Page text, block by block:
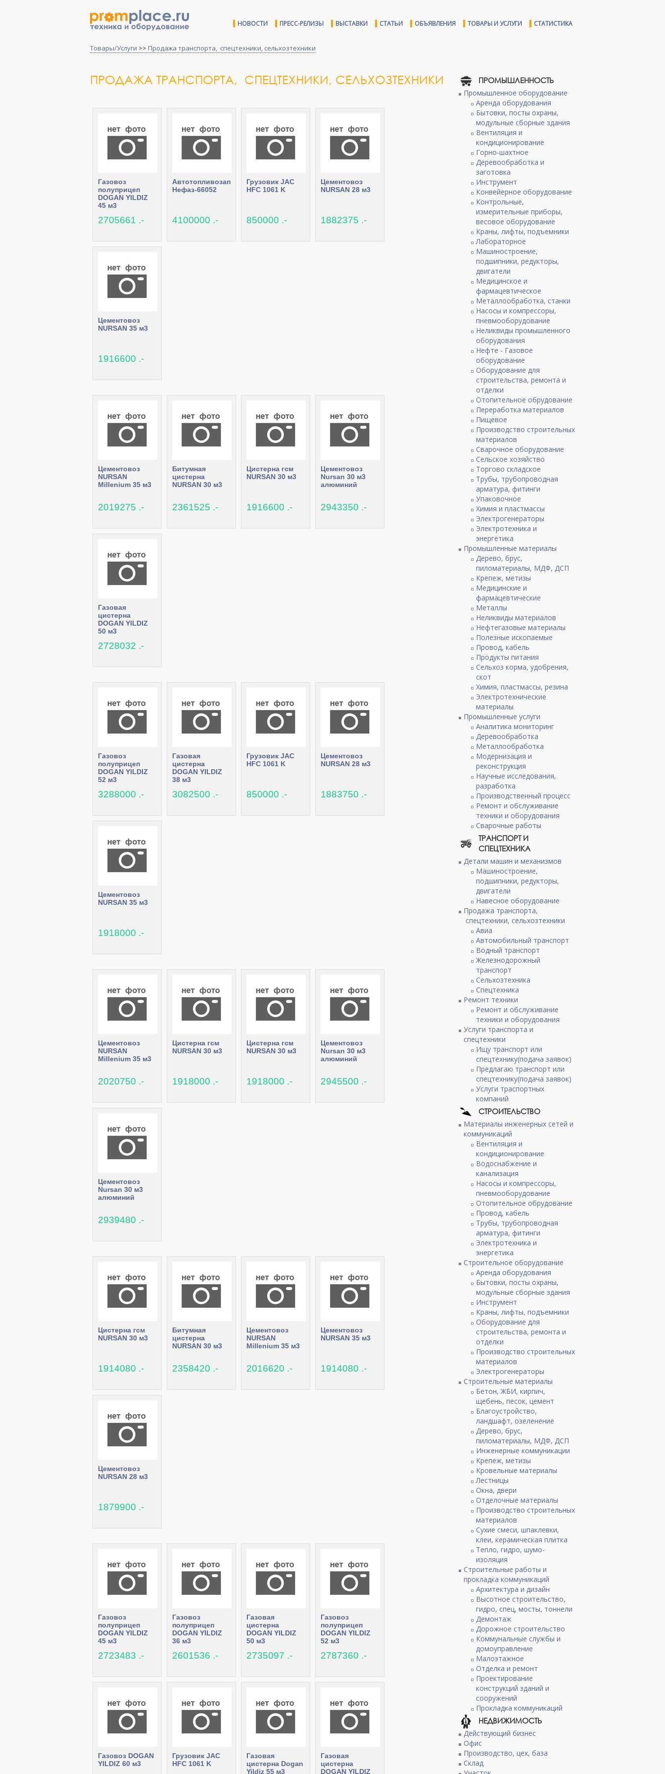
НОВОСТИ ПРЕСС-РЕЛИЗЫ ВЫСТАВКИ СТАТЬИ ОБЪЯВЛЕНИЯ ТОВАРЫ И УСЛУГИ СТАТИСТИКА
Товары/Услуги >> Продажа транспорта, спецтехники, сельхозтехники
ПРОДАЖА ТРАНСПОРТА, СПЕЦТЕХНИКИ, СЕЛЬХОЗТЕХНИКИ
Газовоз
полуприцеп
DOGAN YILDIZ
45 м3
2705661 .-
Автотопливозаправщик
Нефаз-66052
4100000 .-
Грузовик JAC
HFC 1061 K
850000 .-
Цементовоз
NURSAN 28 м3
1882375 .-
Цементовоз
NURSAN 35 м3
1916600 .-
Цементовоз
NURSAN
Millenium 35 м3
2019275 .-
Битумная
цистерна
NURSAN 30 м3
2361525 .-
Цистерна гсм
NURSAN 30 м3
1916600 .-
Цементовоз
Nursan 30 м3
алюминий
2943350 .-
Газовая
цистерна
DOGAN YILDIZ
50 м3
2728032 .-
Газовоз
полуприцеп
DOGAN YILDIZ
52 м3
3288000 .-
Газовая
цистерна
DOGAN YILDIZ
38 м3
3082500 .-
Грузовик JAC
HFC 1061 K
850000 .-
Цементовоз
NURSAN 28 м3
1883750 .-
Цементовоз
NURSAN 35 м3
1918000 .-
Цементовоз
NURSAN
Millenium 35 м3
2020750 .-
Цистерна гсм
NURSAN 30 м3
1918000 .-
Цистерна гсм
NURSAN 30 м3
1918000 .-
Цементовоз
Nursan 30 м3
алюминий
2945500 .-
Цементовоз
Nursan 30 м3
алюминий
2939480 .-
Цистерна гсм
NURSAN 30 м3
1914080 .-
Битумная
цистерна
NURSAN 30 м3
2358420 .-
Цементовоз
NURSAN
Millenium 35 м3
2016620 .-
Цементовоз
NURSAN 35 м3
1914080 .-
Цементовоз
NURSAN 28 м3
1879900 .-
Газовоз
полуприцеп
DOGAN YILDIZ
45 м3
2723483 .-
Газовоз
полуприцеп
DOGAN YILDIZ
36 м3
2601536 .-
Газовая
цистерна
DOGAN YILDIZ
50 м3
2735097 .-
Газовоз
полуприцеп
DOGAN YILDIZ
52 м3
2787360 .-
Газовоз DOGAN
YILDIZ 60 м3
Грузовик JAC
HFC 1061 K
Газовая
цистерна Dogan
Yildiz 55 м3
Газовая
цистерна
DOGAN YILDIZ
ПРОМЫШЛЕННОСТЬ
Промышленное оборудование
Аренда оборудования
Бытовки, посты охраны,
модульные сборные здания
Вентиляция и
кондиционирование
Горно-шахтное
Деревообработка и
заготовка
Инструмент
Конвейерное оборудование
Контрольные,
измерительные приборы,
весовое оборудование
Краны, лифты, подъемники
Лабораторное
Машиностроение,
подшипники, редукторы,
двигатели
Медицинское и
фармацевтическое
Металлообработка, станки
Насосы и компрессоры,
пневмооборудование
Неликвиды промышленного
оборудования
Нефте - Газовое
оборудование
Оборудование для
строительства, ремонта и
отделки
Отопительное обрудование
Переработка материалов
Пищевое
Производство строительных
материалов
Сварочное оборудование
Сельское хозяйство
Торгово складское
Трубы, трубопроводная
арматура, фитинги
Упаковочное
Химия и пластмассы
Электрогенераторы
Электротехника и
энергетика
Промышленные материалы
Дерево, брус,
пиломатериалы, МДФ, ДСП
Крепеж, метизы
Медицинские и
фармацевтические
Металлы
Неликвиды материалов
Нефтегазовые материалы
Полезные ископаемые
Провод, кабель
Продукты питания
Сельхоз корма, удобрения,
скот
Химия, пластмассы, резина
Электротехнические
материалы
Промышленные услуги
Аналитика мониторинг
Деревообработка
Металлообработка
Модернизация и
реконструкция
Научные исследования,
разработка
Производственный процесс
Ремонт и обслуживание
техники и оборудования
Сварочные работы
ТРАНСПОРТ И
СПЕЦТЕХНИКА
Детали машин и механизмов
Машиностроение,
подшипники, редукторы,
двигатели
Навесное оборудование
Продажа транспорта,
спецтехники, сельхозтехники
Авиа
Автомобильный транспорт
Водный транспорт
Железнодорожный
транспорт
Сельхозтехника
Спецтехника
Ремонт техники
Ремонт и обслуживание
техники и оборудования
Услуги транспорта и
спецтехники
Ищу транспорт или
спецтехнику(подача заявок)
Предлагаю транспорт или
спецтехнику(подача заявок)
Услуги траспортных
компаний
СТРОИТЕЛЬСТВО
Материалы инженерных сетей и
коммуникаций
Вентиляция и
кондиционирование
Водоснабжение и
канализация
Насосы и компрессоры,
пневмооборудование
Отопительное обрудование
Провод, кабель
Трубы, трубопроводная
арматура, фитинги
Электротехника и
энергетика
Строительное оборудование
Аренда оборудования
Бытовки, посты охраны,
модульные сборные здания
Инструмент
Краны, лифты, подъемники
Оборудование для
строительства, ремонта и
отделки
Производство строительных
материалов
Электрогенераторы
Строительные материалы
Бетон, ЖБИ, кирпич,
щебень, песок, цемент
Благоустройство,
ландшафт, озеленение
Дерево, брус,
пиломатериалы, МДФ, ДСП
Инженерные коммуникации
Крепеж, метизы
Кровельные материалы
Лестницы
Окна, двери
Отделочные материалы
Производство строительных
материалов
Сухие смеси, шпаклевки,
клеи, керамическая плитка
Тепло, гидро, шумо-
изоляция
Строительные работы и
прокладка коммуникаций
Архитектура и дизайн
Высотное строительство,
гидро, спец, мосты, тоннели
Демонтаж
Дорожное строительство
Коммунальные службы и
домоуправление
Малоэтажное
Отделка и ремонт
Проектирование
конструкций зданий и
сооружений
Прокладка коммуникаций
НЕДВИЖИМОСТЬ
Действующий бизнес
Офис
Производство, цех, база
Склад